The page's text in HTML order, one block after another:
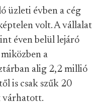
üzleti évben a cég
volt. A vállalat
éven belül lejáró
a
alig 2,2 millió
is csak szűk 20